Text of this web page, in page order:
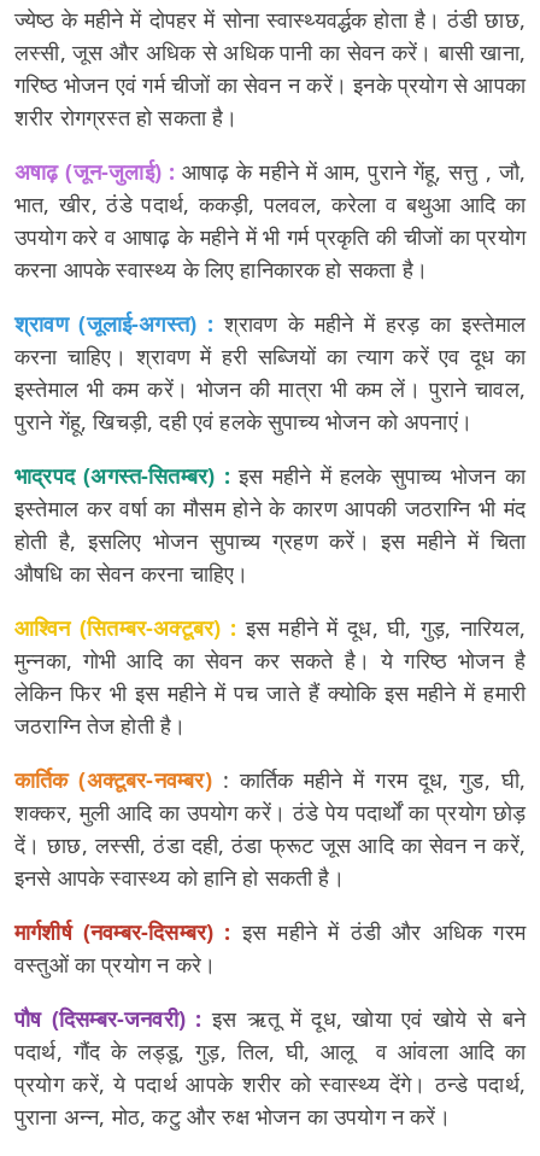
ज्येष्ठ के महीने में दोपहर में सोना स्वास्थ्यवर्द्धक होता है। ठंडी छाछ,
लस्सी, जूस और अधिक से अधिक पानी का सेवन करें। बासी खाना,
गरिष्ठ भोजन एवं गर्म चीजों का सेवन न करें। इनके प्रयोग से आपका
शरीर रोगग्रस्त हो सकता है।
अषाढ़ (जून-जुलाई) : आषाढ़ के महीने में आम, पुराने गेंहू, सत्तु , जौ,
भात, खीर, ठंडे पदार्थ, ककड़ी, पलवल, करेला व बथुआ आदि का
उपयोग करे व आषाढ़ के महीने में भी गर्म प्रकृति की चीजों का प्रयोग
करना आपके स्वास्थ्य के लिए हानिकारक हो सकता है।
श्रावण (जूलाई-अगस्त) :श्रावण के महीने में हरड़ का इस्तेमाल
करना चाहिए। श्रावण में हरी सब्जियों का त्याग करें एव दूध का
इस्तेमाल भी कम करें। भोजन की मात्रा भी कम लें। पुराने चावल,
पुराने गेंहू, खिचड़ी, दही एवं हलके सुपाच्य भोजन को अपनाएं।
भाद्रपद (अगस्त-सितम्बर) :इस महीने में हलके सुपाच्य भोजन का
इस्तेमाल कर वर्षा का मौसम होने के कारण आपकी जठराग्नि भी मंद
होती है, इसलिए भोजन सुपाच्य ग्रहण करें। इस महीने में चिता
औषधि का सेवन करना चाहिए।
आश्विन (सितम्बर-अक्टूबर) :इस महीने में दूध, घी, गुड़, नारियल,
मुन्नका, गोभी आदि का सेवन कर सकते है। ये गरिष्ठ भोजन है
लेकिन फिर भी इस महीने में पच जाते हैं क्योकि इस महीने में हमारी
जठराग्नि तेज होती है।
कार्तिक (अक्टूबर-नवम्बर) : कार्तिक महीने में गरम दूध, गुड, घी,
शक्कर, मुली आदि का उपयोग करें। ठंडे पेय पदार्थों का प्रयोग छोड़
दें। छाछ, लस्सी, ठंडा दही, ठंडा फ्रूट जूस आदि का सेवन न करें,
इनसे आपके स्वास्थ्य को हानि हो सकती है।
मार्गशीर्ष (नवम्बर-दिसम्बर) :इस महीने में ठंडी और अधिक गरम
वस्तुओं का प्रयोग न करे।
पौष (दिसम्बर-जनवरी) :इस ऋतू में दूध, खोया एवं खोये से बने
पदार्थ, गौंद के लड्डू, गुड़, तिल, घी, आलू व आंवला आदि का
प्रयोग करें, ये पदार्थ आपके शरीर को स्वास्थ्य देंगे। ठन्डे पदार्थ,
पुराना अन्न, मोठ, कटु और रुक्ष भोजन का उपयोग न करें।